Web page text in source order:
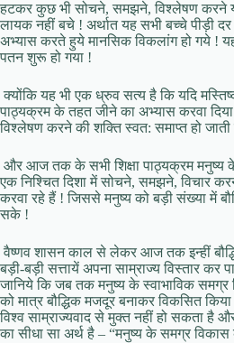
हटकर कुछ भी सोचने, समझने, विश्लेषण करने
लायक नहीं बचे ! अर्थात यह सभी बच्चे पीड़ी
अभ्यास करते हुये मानसिक विकलांग हो गये !
पतन शुरू हो गया !
क्योंकि यह भी एक ध्रुव सत्य है कि यदि
पाठ्यक्रम के तहत जीने का अभ्यास करवा
विश्लेषण करने की शक्ति स्वत: समाप्त हो जाती
और आज तक के सभी शिक्षा पाठ्यक्रम मनुष्य
एक निश्चित दिशा में सोचने, समझने, विचार
करवा रहे हैं ! जिससे मनुष्य को बड़ी संख्या में
सके !
वैष्णव शासन काल से लेकर आज तक इन्हीं
बड़ी-बड़ी सत्तायें अपना साम्राज्य विस्तार कर
जानिये कि जब तक मनुष्य के स्वाभाविक समग्र
को मात्र बौद्धिक मजदूर बनाकर विकसित
विश्व साम्राज्यवाद से मुक्त नहीं हो सकता है
का सीधा सा अर्थ है – “मनुष्य के समग्र विकास